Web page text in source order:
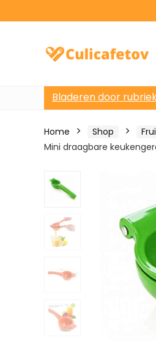
Bladeren door
Home Shop
Mini draagbare